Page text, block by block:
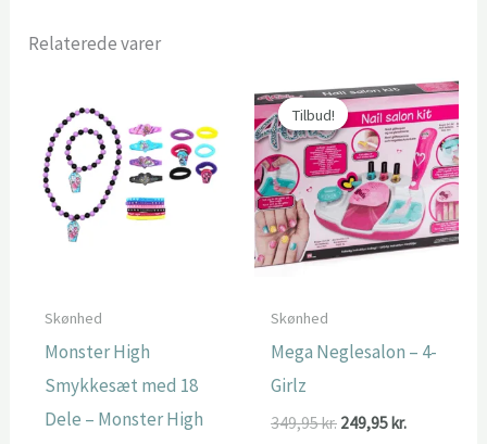
Relaterede varer
Skønhed
Monster High
Smykkesæt med 18
Dele – Monster High
Tilbud!
Tilbud!
Skønhed
Mega Neglesalon – 4-
Girlz
349,95kr. Den
249,95kr.Den